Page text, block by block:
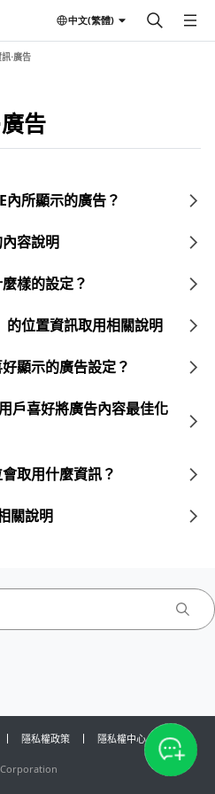
中文(繁體)
⋅廣告
告
所顯示的廣告？
內容說明
樣的設定？
的位置資訊取用相關說明
顯示的廣告設定？
戶喜好將廣告內容最佳化
取用什麼資訊？
關說明
隱私權政策 隱私權中心
Corporation